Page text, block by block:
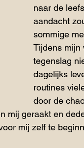
naar de
aandacht
sommige
Tijdens mijn
tegenslag
dagelijks
routines
door de
mij geraakt en
mij zelf te